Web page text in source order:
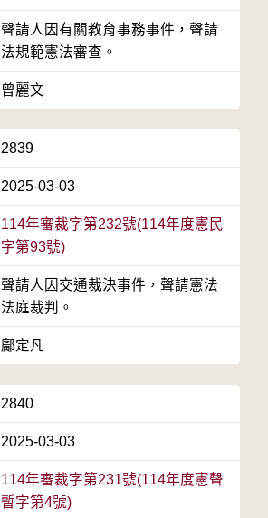
聲請人因有關教育事務事件，聲請
法規範憲法審查。
曾麗文
2839
2025-03-03
114年審裁字第232號(114年度憲民
字第93號)
聲請人因交通裁決事件，聲請憲法
法庭裁判。
鄺定凡
2840
2025-03-03
114年審裁字第231號(114年度憲聲
暫字第4號)